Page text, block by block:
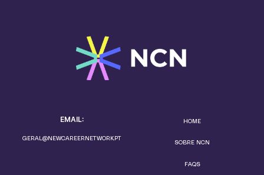
EMAIL:
GERAL@NEWCAREERNETWORK.PT
HOME
SOBRE NCN
FAQS